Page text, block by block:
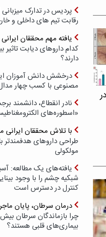
رقابت تیم های داخلی و
یافته مهم محققان ایرانی
کدام داروهای دیابت
دارند؟
درخشش دانش آموزان
مصنوعی با کسب چهار
نادر انقطاع، دانشمند
«اسطوره‌های
با تلاش محققان
طراحی داروهای هدفمندتر
مولکولی
یافته‌های یک مطالعه:
شبکیه چشم را با وجود
کنترل در دسترس است
درمان سرطان، پایان
چرا بازماندگان سرطان
بیماری‌های قلبی هستند؟